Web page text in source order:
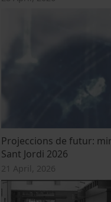
Projeccions de futur:
Sant Jordi 2026
21 April, 2026